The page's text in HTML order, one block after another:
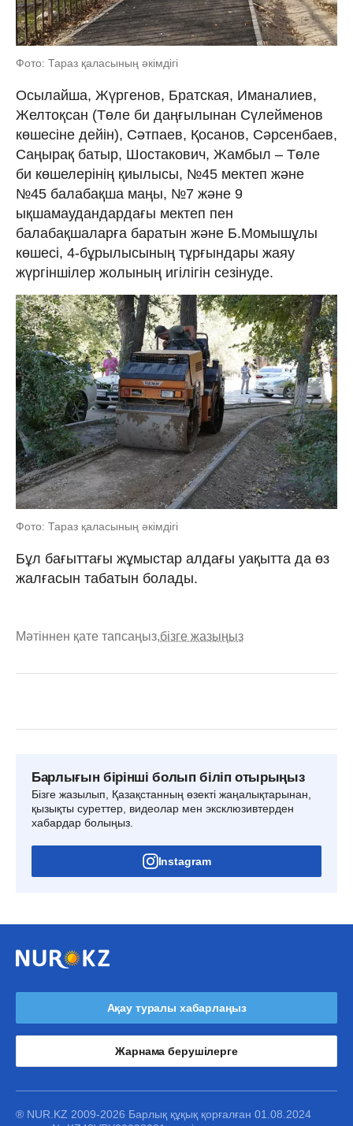
Фото: Тараз қаласының әкімдігі
Осылайша, Жүргенов, Братская, Иманалиев,
Желтоқсан (Төле би даңғылынан Сүлейменов
көшесіне дейін), Сәтпаев, Қосанов, Сәрсенбаев,
Саңырақ батыр, Шостакович, Жамбыл – Төле
би көшелерінің қиылысы, №45 мектеп және
№45 балабақша маңы, №7 және 9
ықшамаудандардағы мектеп пен
балабақшаларға баратын және Б.Момышұлы
көшесі, 4-бұрылысының тұрғындары жаяу
жүргіншілер жолының игілігін сезінуде.
Фото: Тараз қаласының әкімдігі
Бұл бағыттағы жұмыстар алдағы уақытта да өз
жалғасын табатын болады.
Мәтіннен қате тапсаңыз,бізге жазыңыз
Барлығын бірінші болып біліп отырыңыз
Бізге жазылып, Қазақстанның өзекті жаңалықтарынан,
қызықты суреттер, видеолар мен эксклюзивтерден
хабардар болыңыз.
Instagram
Ақау туралы хабарлаңыз
Жарнама берушілерге
® NUR.KZ 2009-2026 Барлық құқық қорғалған 01.08.2024